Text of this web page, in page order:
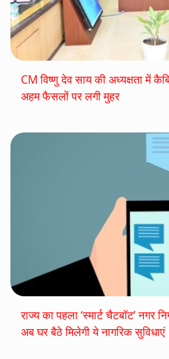
CM विष्णु देव साय की अध्यक्षता में
अहम फैसलों पर लगी मुहर
राज्य का पहला ‘स्मार्ट चैटबॉट’ नगर
अब घर बैठे मिलेगी ये नागरिक सुविधाएं